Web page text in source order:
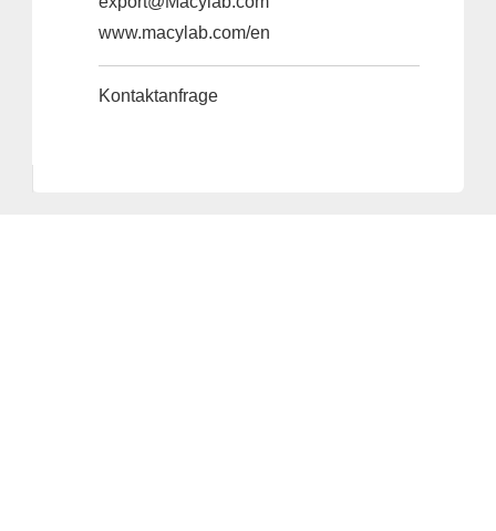
www.macylab.com/en
Kontaktanfrage